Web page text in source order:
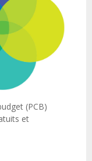
(PCB)
et